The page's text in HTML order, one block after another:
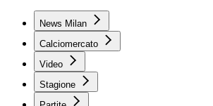
News Milan
Calciomercato
Video
Stagione